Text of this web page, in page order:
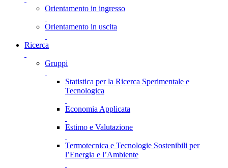
Orientamento in ingresso
Orientamento in uscita
Ricerca
Gruppi
Statistica per la Ricerca Sperimentale e
Tecnologica
Economia Applicata
Estimo e Valutazione
Termotecnica e Tecnologie Sostenibili per
l’Energia e l’Ambiente